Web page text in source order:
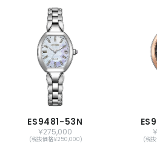
パーペチュアルカレンダー
ダイレクトフライト
ワールドタイム機能(24時差)
サマータイム機能
パーフェックス(JIS1種耐磁、衝撃検知機
能、針自動補正機能)
ES9481-53N
￥275,000
(税抜価格￥250,000) (税